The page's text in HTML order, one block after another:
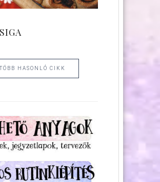
HASONLÓ CIKK